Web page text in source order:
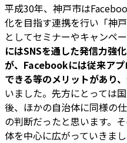
平成30年、神戸市は
化を目指す連携を行い「神
としてセミナーやキャンペ
にはSNSを通した発信力強
が、Facebookには従来ア
できる等のメリットがあり
いました。先方にとっては
後、ほかの自治体に同様の
の判断だったと思います。
体を中心に広がっていきまし